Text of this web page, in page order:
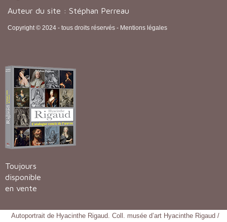
Auteur du site : Stéphan Perreau
Copyright © 2024 - tous droits réservés - Mentions légales
Toujours
disponible
en vente
Autoportrait de Hyacinthe Rigaud. Coll. musée d’art Hyacinthe Rigaud /